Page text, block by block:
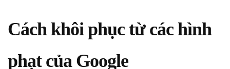
Cách khôi phục từ các hình
phạt của Google